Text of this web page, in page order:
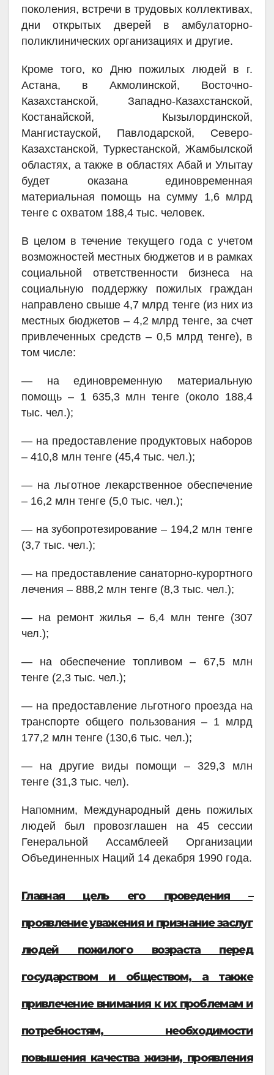
поколения, встречи в трудовых коллективах,
дни открытых дверей в амбулаторно-
поликлинических организациях и другие.
Кроме того, ко Дню пожилых людей в г.
Астана, в Акмолинской, Восточно-
Казахстанской, Западно-Казахстанской,
Костанайской, Кызылординской,
Мангистауской, Павлодарской, Северо-
Казахстанской, Туркестанской, Жамбылской
областях, а также в областях Абай и Улытау
будет оказана единовременная
материальная помощь на сумму 1,6 млрд
тенге с охватом 188,4 тыс. человек.
В целом в течение текущего года с учетом
возможностей местных бюджетов и в рамках
социальной ответственности бизнеса на
социальную поддержку пожилых граждан
направлено свыше 4,7 млрд тенге (из них из
местных бюджетов – 4,2 млрд тенге, за счет
привлеченных средств – 0,5 млрд тенге), в
том числе:
— на единовременную материальную
помощь – 1 635,3 млн тенге (около 188,4
тыс. чел.);
— на предоставление продуктовых наборов
– 410,8 млн тенге (45,4 тыс. чел.);
— на льготное лекарственное обеспечение
– 16,2 млн тенге (5,0 тыс. чел.);
— на зубопротезирование – 194,2 млн тенге
(3,7 тыс. чел.);
— на предоставление санаторно-курортного
лечения – 888,2 млн тенге (8,3 тыс. чел.);
— на ремонт жилья – 6,4 млн тенге (307
чел.);
— на обеспечение топливом – 67,5 млн
тенге (2,3 тыс. чел.);
— на предоставление льготного проезда на
транспорте общего пользования – 1 млрд
177,2 млн тенге (130,6 тыс. чел.);
— на другие виды помощи – 329,3 млн
тенге (31,3 тыс. чел).
Напомним, Международный день пожилых
людей был провозглашен на 45 сессии
Генеральной Ассамблеей Организации
Объединенных Наций 14 декабря 1990 года.
Главная цель его проведения –
проявление уважения и признание заслуг
людей пожилого возраста перед
государством и обществом, а также
привлечение внимания к их проблемам и
потребностям, необходимости
повышения качества жизни, проявления